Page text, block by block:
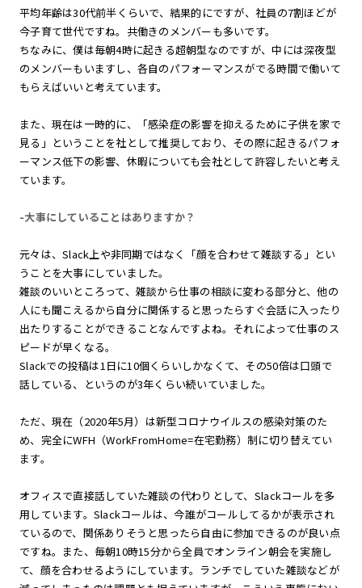
平均年齢は30代前半くらいで、結果的にですが、社員の7割ほどが
今子育て世代ですね。共働きのメンバーも多いです。
ちなみに、僕は毎朝4時に起きる超朝型なのですが、中には深夜型
のメンバーもいますし、各自のパフォーマンスがでる時間で働いて
もらえばいいと考えています。
また、現在は一時的に、「感染症の影響を抑えるために子供を家で
見る」ということを社として推奨しており、その際に起きるパフォ
ーマンス低下の影響、休暇についても会社として許容したいと考え
ています。
-大事にしていることはありますか？
元々は、Slack上や非同期ではなく「顔を合わせて雑談する」とい
うことを大事にしていました。
雑談のいいところって、雑談から仕事の相談に変わる部分と、他の
人にも聞こえるから自分に関係すると思ったらすぐ会話に入ったり
出たりすることができることなんですよね。それによって仕事のス
ピードが早くなる。
Slackでの投稿は1日に10個くらいしかなくて、その50倍は口頭で
話している、というのが3年くらい続いていました。
ただ、現在（2020年5月）は新型コロナウイルスの感染対策のた
め、完全にWFH（WorkFromHome=在宅勤務）制に切り替えてい
ます。
オフィスで直接話していた雑談の代わりとして、Slackコールを多
用しています。Slackコールは、今誰がコールしてるかが表示され
ているので、関係ありそうと思ったら自由に参加できるのが良い点
ですね。また、毎朝10時15分から全員でオンライン朝会を実施し
て、顔を合わせるようにしています。ランチでしていた雑談などが